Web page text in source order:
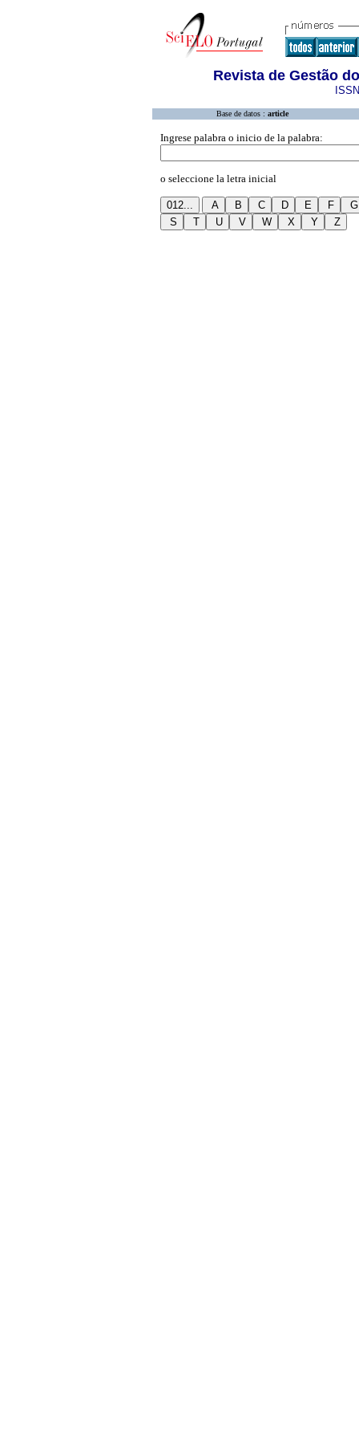
Revista de Gestão
Base de datos : article
Ingrese palabra o inicio de la palabra:
o seleccione la letra inicial